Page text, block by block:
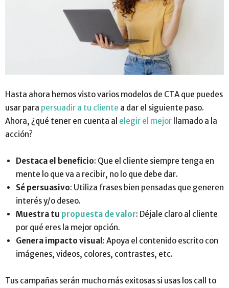
Hasta ahora hemos visto varios modelos de CTA que puedes
usar para persuadir a tu cliente a dar el siguiente paso.
Ahora, ¿qué tener en cuenta al elegir el mejor llamado a la
acción?
Destaca el beneficio: Que el cliente siempre tenga en
mente lo que va a recibir, no lo que debe dar.
Sé persuasivo: Utiliza frases bien pensadas que generen
interés y/o deseo.
Muestra tu propuesta de valor: Déjale claro al cliente
por qué eres la mejor opción.
Genera impacto visual : Apoya el contenido escrito con
imágenes, videos, colores, contrastes, etc.
Tus campañas serán mucho más exitosas si usas los call to